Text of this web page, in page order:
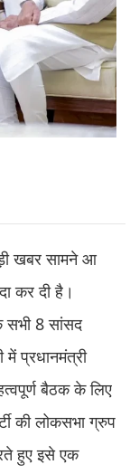
खबर सामने आ
कर दी है।
सभी 8 सांसद
में प्रधानमंत्री
बैठक के लिए
की लोकसभा ग्रुप
हुए इसे एक